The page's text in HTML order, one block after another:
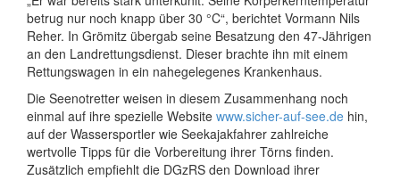
betrug nur noch knapp über 30 °C“, berichtet Vormann Nils
Reher. In Grömitz übergab seine Besatzung den 47-Jährigen
an den Landrettungsdienst. Dieser brachte ihn mit einem
Rettungswagen in ein nahegelegenes Krankenhaus.
Die Seenotretter weisen in diesem Zusammenhang noch
einmal auf ihre spezielle Website www.sicher-auf-see.de hin,
auf der Wassersportler wie Seekajakfahrer zahlreiche
wertvolle Tipps für die Vorbereitung ihrer Törns finden.
Zusätzlich empfiehlt die DGzRS den Download ihrer